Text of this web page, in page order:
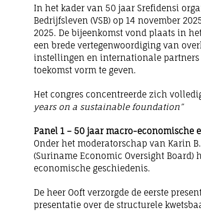
In het kader van 50 jaar Srefidensi
Bedrijfsleven (VSB) op 14 november
2025. De bijeenkomst vond plaats in
een brede vertegenwoordiging van
instellingen en internationale
toekomst vorm te geven.
Het congres concentreerde zich
years on a sustainable foundation”
Panel 1 – 50 jaar macro-economische
Onder het moderatorschap van Karin
(Suriname Economic Oversight Board)
economische geschiedenis.
De heer Ooft verzorgde de eerste
presentatie over de structurele